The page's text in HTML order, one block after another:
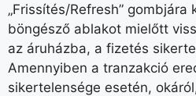
„Frissítés/Refresh”
böngésző ablakot mielőtt
az áruházba, a fizetés
Amennyiben a tranzakció
sikertelensége esetén,